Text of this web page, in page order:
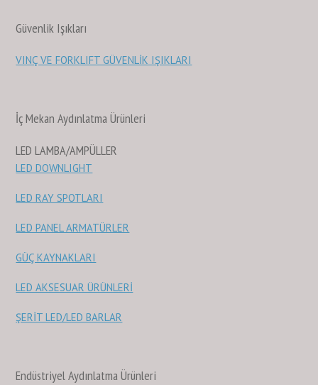
Güvenlik Işıkları
VINÇ VE FORKLIFT GÜVENLİK IŞIKLARI
İç Mekan Aydınlatma Ürünleri
LED LAMBA/AMPÜLLER
LED DOWNLIGHT
LED RAY SPOTLARI
LED PANEL ARMATÜRLER
GÜÇ KAYNAKLARI
LED AKSESUAR ÜRÜNLERİ
ŞERİT LED/LED BARLAR
Endüstriyel Aydınlatma Ürünleri